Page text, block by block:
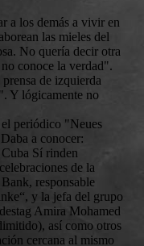
a los demás a vivir en
las mieles del
No quería decir otra
conoce la verdad".
de izquierda
Y lógicamente no
periódico "Neues
a conocer:
Sí rinden
de la
responsable
y la jefa del grupo
Amira Mohamed
así como otros
cercana al mismo